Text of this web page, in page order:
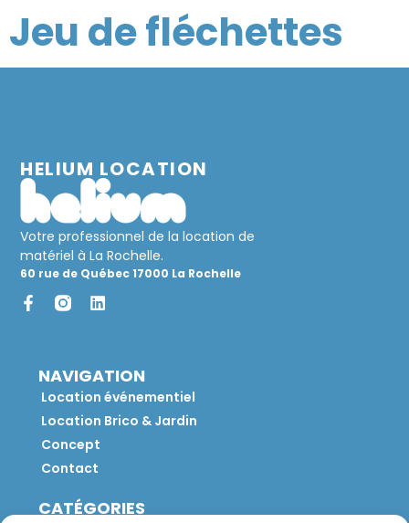
Jeu de fléchettes
HELIUM LOCATION
Votre professionnel de la location de
matériel à La Rochelle.
60 rue de Québec 17000 La Rochelle
NAVIGATION
Location événementiel
Location Brico & Jardin
Concept
Contact
CATÉGORIES